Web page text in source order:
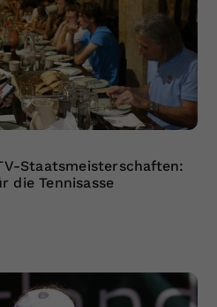
Staatsmeisterschaften:
die Tennisasse